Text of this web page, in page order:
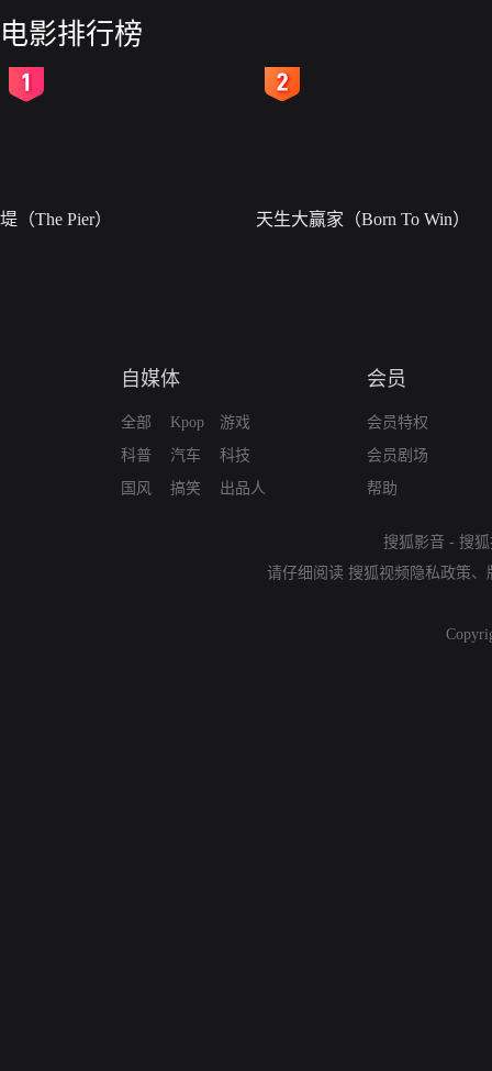
电影排行榜
堤（The Pier） 天生大赢家（Born To Win）
自媒体
全部
科普
国风
Kpop
汽车
搞笑
游戏
科技
出品人
会员
会员特权
会员剧场
帮助
搜狐影音 - 搜
请仔细阅读 搜狐视频隐私政策、